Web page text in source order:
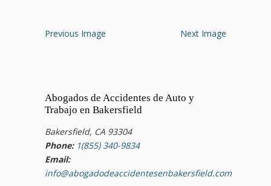
Previous Image Next Image
Abogados de Accidentes de Auto y
Trabajo en Bakersfield
Bakersfield, CA 93304
Phone: 1(855) 340-9834
Email:
info@abogadodeaccidentesenbakersfield.com